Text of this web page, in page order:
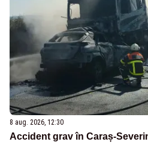
8 aug. 2026, 12:30
Accident grav în Caraș-